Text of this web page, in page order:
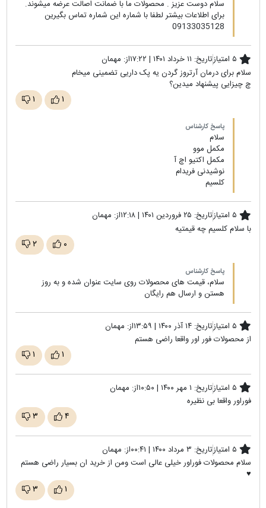
سلام دوست عزیز . محصولات ما با ضمانت اصالت عرضه میشوند.
برای اطلاعات بیشتر لطفا با شماره این شماره تماس بگیرین
09133035128
۵ امتیاز تاریخ: ۱۱ خرداد ۱۴۰۱ | ۱۷:۲۲ از: مهمان
سلام برای درمان آرتروز گردن یه پک داریی تضمینی میخام
چ چیزایی پیشنهاد میدین؟
۱ ۱
پاسخ کارشناس
سلام
مکمل موو
مکمل اکتیو اچ آ
نوشیدنی فریدام
کلسیم
۵ امتیاز تاریخ: ۲۵ فروردین ۱۴۰۱ | ۱۲:۱۸ از: مهمان
با سلام کلسیم چه قیمتیه
۰ ۲
پاسخ کارشناس
سلام، قیمت های محصولات روی سایت عنوان شده و به روز
هستن و ارسال هم رایگان
۵ امتیاز تاریخ: ۱۴ آذر ۱۴۰۰ | ۱۳:۵۹ از: مهمان
از محصولات فور اور واقعا راضی هستم
۱ ۱
۵ امتیاز تاریخ: ۱ مهر ۱۴۰۰ | ۱۰:۵۰ از: مهمان
فوراور واقعا بی نظیره
۴ ۳
۵ امتیاز تاریخ: ۳ مرداد ۱۴۰۰ | ۰۰:۴۱ از: مهمان
سلام محصولات فوراور خیلی عالی است ومن از خرید ان بسیار راضی هستم
♥️
۱ ۳